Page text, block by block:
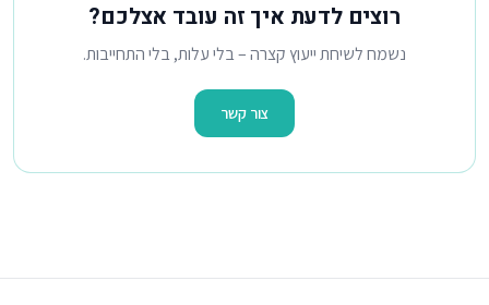
רוצים לדעת איך זה עובד אצלכם?
נשמח לשיחת ייעוץ קצרה – בלי עלות, בלי התחייבות.
צור קשר